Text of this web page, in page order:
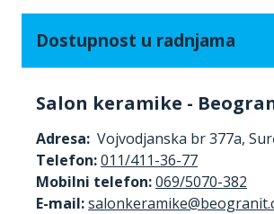
Dostupnost u radnjama
Salon keramike -
Adresa: Vojvodjanska br 377a,
Telefon:011/411-36-77
Mobilni telefon:069/5070-382
E-mail: